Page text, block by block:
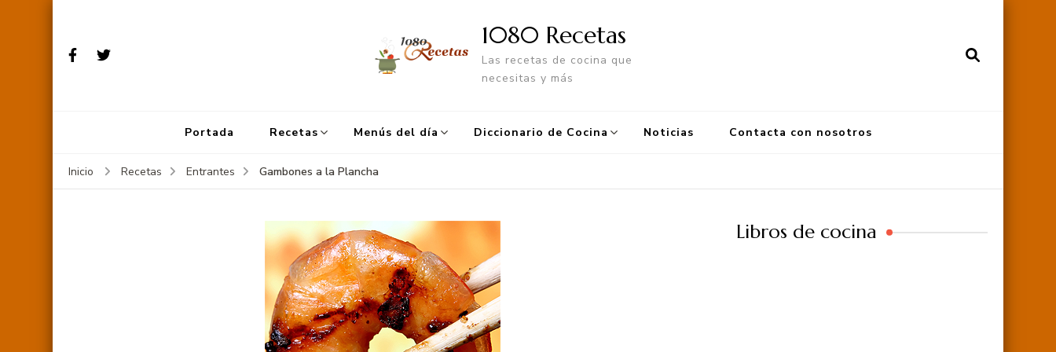
1080 Recetas
Las recetas de cocina que
necesitas y más
Portada Recetas Menús del día Diccionario de Cocina Noticias Contacta con nosotros
Inicio Recetas Entrantes Gambones a la Plancha
Libros de cocina